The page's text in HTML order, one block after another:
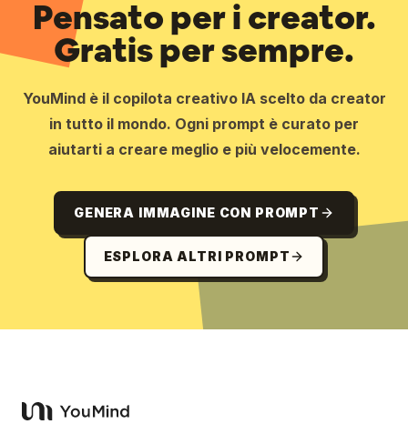
Pensato per i creator.
Gratis per sempre.
YouMind è il copilota creativo IA scelto da creator
in tutto il mondo. Ogni prompt è curato per
aiutarti a creare meglio e più velocemente.
GENERA IMMAGINE CON PROMPT
ESPLORA ALTRI PROMPT